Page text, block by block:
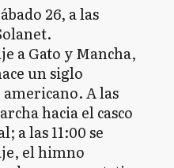
26, a las
a Gato y Mancha,
un siglo
A las
hacia el casco
a las 11:00 se
el himno